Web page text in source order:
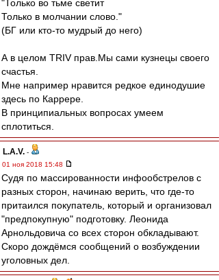
"Только во тьме светит
Только в молчании слово."
(БГ или кто-то мудрый до него)
А в целом TRIV прав.Мы сами кузнецы своего
счастья.
Мне например нравится редкое единодушие
здесь по Каррере.
В принципиальных вопросах умеем
сплотиться.
L.А.V. -
01 ноя 2018 15:48
Судя по массированности инфообстрелов с
разных сторон, начинаю верить, что где-то
притаился покупатель, который и организовал
"предпокупную" подготовку. Леонида
Арнольдовича со всех сторон обкладывают.
Скоро дождёмся сообщений о возбуждении
уголовных дел.